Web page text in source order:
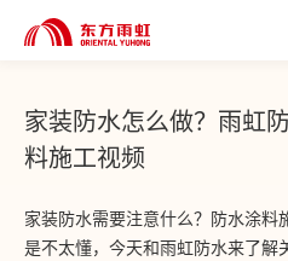
家装防水怎么做？雨虹
料施工视频
家装防水需要注意什么？防水涂料
是不太懂，今天和雨虹防水来了解